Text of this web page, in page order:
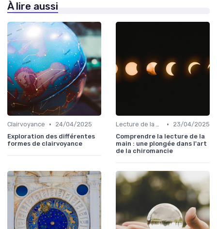
À lire aussi
Clairvoyance •
24/04/2025
Exploration des différentes
formes de clairvoyance
Lecture de la main •
23/04/2025
Comprendre la lecture de la
main : une plongée dans l'art
de la chiromancie